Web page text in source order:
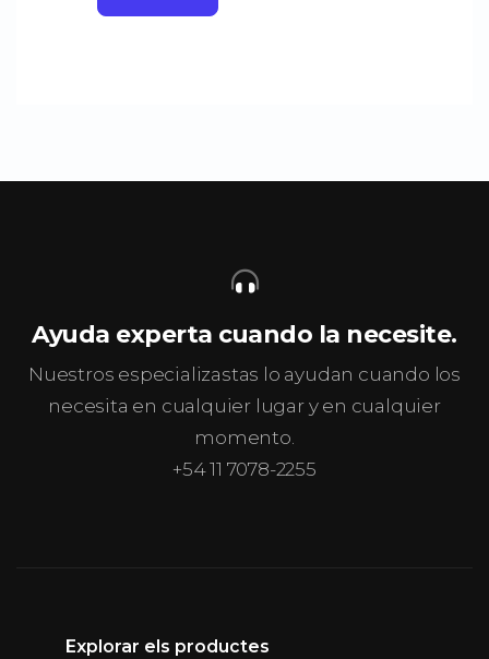
Ayuda experta cuando la necesite.
Nuestros especializastas lo ayudan cuando los
necesita en cualquier lugar y en cualquier
momento.
+54 11 7078-2255
Explorar els productes